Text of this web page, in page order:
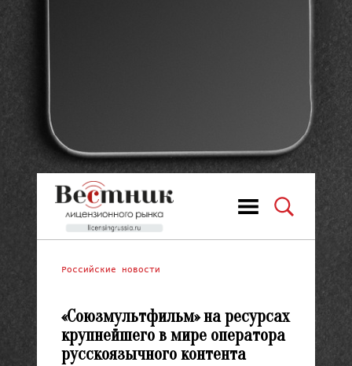
Российские новости
«Союзмультфильм» на ресурсах
крупнейшего в мире оператора
русскоязычного контента